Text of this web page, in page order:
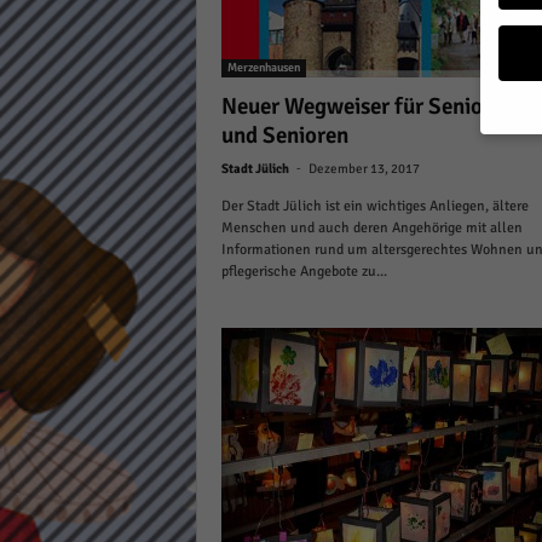
Merzenhausen
Neuer Wegweiser für Seniorinnen
und Senioren
Stadt Jülich - Dezember 13, 2017
Der Stadt Jülich ist ein wichtiges Anliegen, ältere
Menschen und auch deren Angehörige mit allen
Informationen rund um altersgerechtes Wohnen
pflegerische Angebote zu...
Wir
sind
B.
Hier